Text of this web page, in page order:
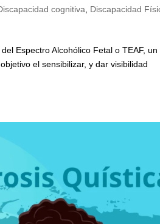
cognitiva
Discapacidad
Espectro Alcohólico Fetal o TEAF, un
el sensibilizar, y dar visibilidad